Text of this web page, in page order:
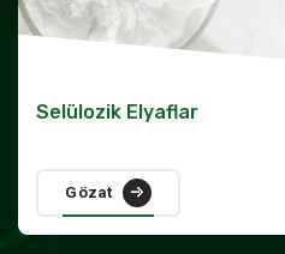
Selülozik Elyaflar
Gözat